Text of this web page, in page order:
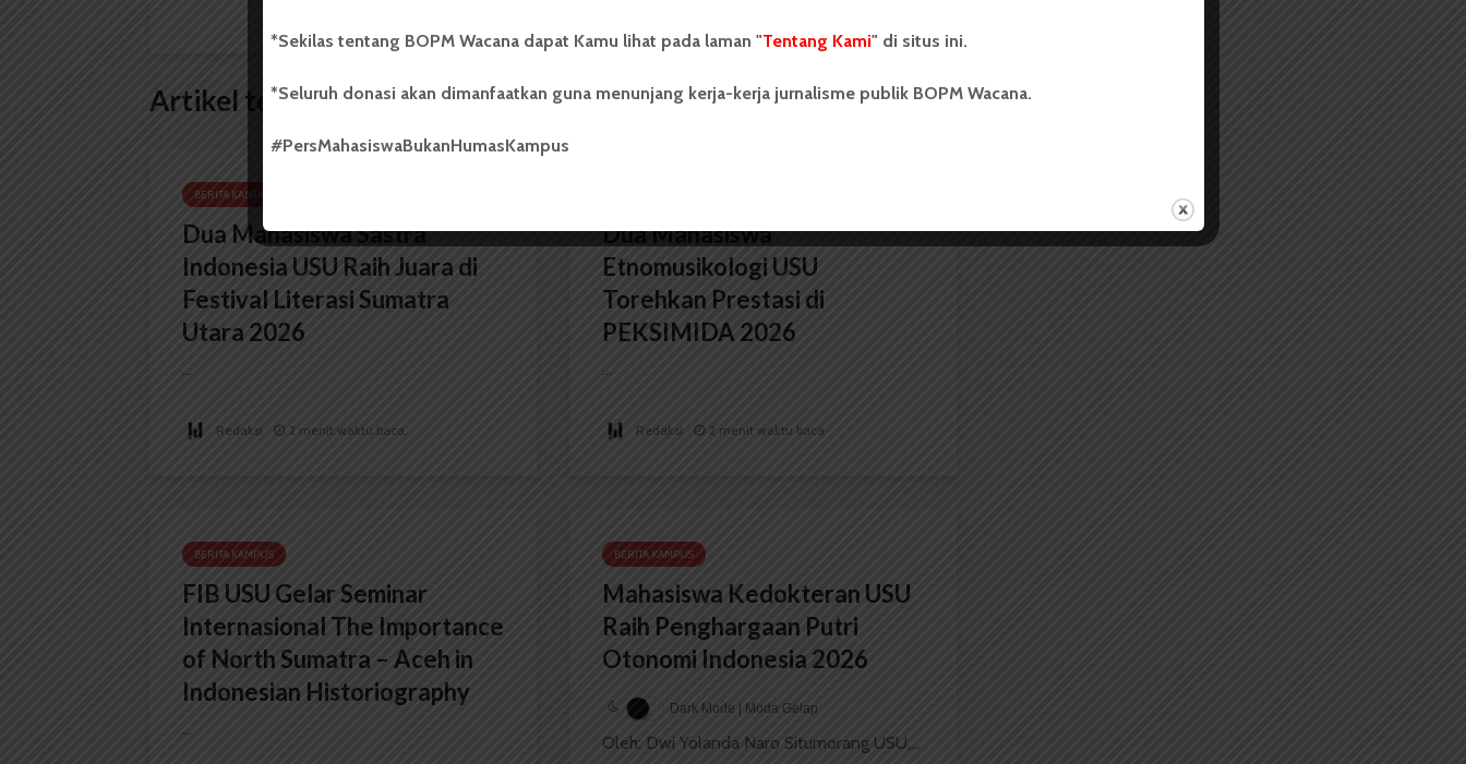
Artikel terkait lain
BERITA KAMPUS
Dua Mahasiswa Sastra
Indonesia USU Raih Juara di
Festival Literasi Sumatra
Utara 2026
...
Redaksi 2 menit waktu baca
Dua Mahasiswa
Etnomusikologi USU
Torehkan Prestasi di
PEKSIMIDA 2026
...
Redaksi 2 menit waktu baca
BERITA KAMPUS
FIB USU Gelar Seminar
Internasional The Importance
of North Sumatra – Aceh in
Indonesian Historiography
...
BERITA KAMPUS
Mahasiswa Kedokteran USU
Raih Penghargaan Putri
Otonomi Indonesia 2026
Dark Mode | Moda Gelap
Oleh: Dwi Yolanda Naro Situmorang USU,...
*Sekilas tentang BOPM Wacana dapat Kamu lihat pada laman "Tentang Kami" di situs ini.
*Seluruh donasi akan dimanfaatkan guna menunjang kerja-kerja jurnalisme publik BOPM Wacana.
#PersMahasiswaBukanHumasKampus